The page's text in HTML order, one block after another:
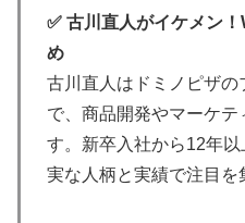
✅ 古川直人がイケメン
め
古川直人はドミノピザの
で、商品開発やマーケ
す。新卒入社から12年
実な人柄と実績で注目を